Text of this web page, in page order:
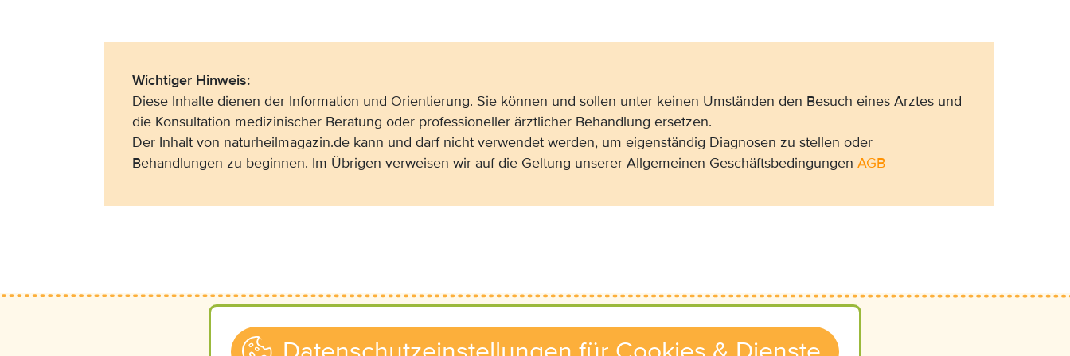
Wichtiger Hinweis:
Diese Inhalte dienen der Information und Orientierung. Sie können und sollen unter keinen Umständen den Besuch eines Arztes und
die Konsultation medizinischer Beratung oder professioneller ärztlicher Behandlung ersetzen.
Der Inhalt von naturheilmagazin.de kann und darf nicht verwendet werden, um eigenständig Diagnosen zu stellen oder
Behandlungen zu beginnen. Im Übrigen verweisen wir auf die Geltung unserer Allgemeinen Geschäftsbedingungen AGB